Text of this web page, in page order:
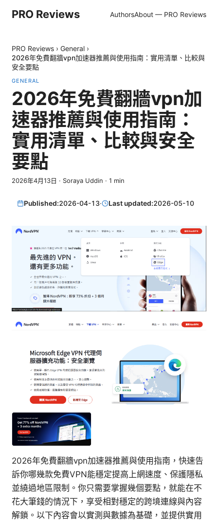
PRO Reviews AuthorsAbout — PRO Reviews
PRO Reviews › General ›
2026年免費翻牆vpn加速器推薦與使用指南：實用清單、比較與
安全要點
GENERAL
2026年免費翻牆vpn加
速器推薦與使用指南：
實用清單、比較與安全
要點
2026年4月13日 · Soraya Uddin · 1 min
Published:2026-04-13· Last updated:2026-05-10
2026年免費翻牆vpn加速器推薦與使用指南，快速告
訴你哪幾款免費VPN能穩定提高上網速度、保護隱私
並繞過地區限制。你只需要掌握幾個要點，就能在不
花大筆錢的情況下，享受相對穩定的跨境連線與內容
解鎖。以下內容會以實測與數據為基礎，並提供實用